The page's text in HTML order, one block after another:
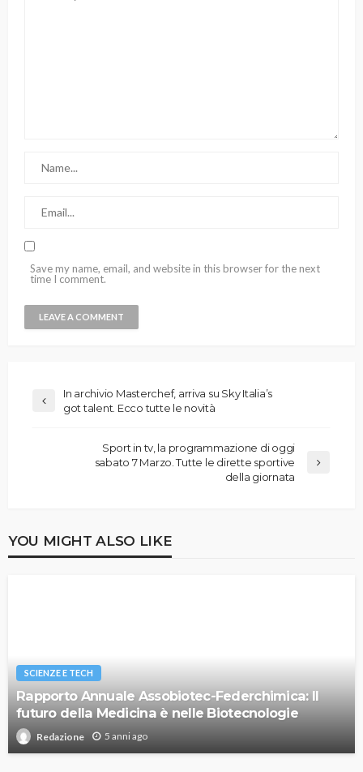
Save my name, email, and website in this browser for the next
time I comment.
In archivio Masterchef, arriva su Sky Italia’s
got talent. Ecco tutte le novità
Sport in tv, la programmazione di oggi
sabato 7 Marzo. Tutte le dirette sportive
della giornata
YOU MIGHT ALSO LIKE
SCIENZE E TECH
Rapporto Annuale Assobiotec-Federchimica: Il
futuro della Medicina è nelle Biotecnologie
Redazione 5 anni ago